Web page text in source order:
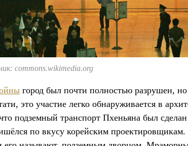
commons.wikimedia.org
город был почти полностью разрушен,
это участие легко обнаруживается в
подземный транспорт Пхеньяна был
по вкусу корейским